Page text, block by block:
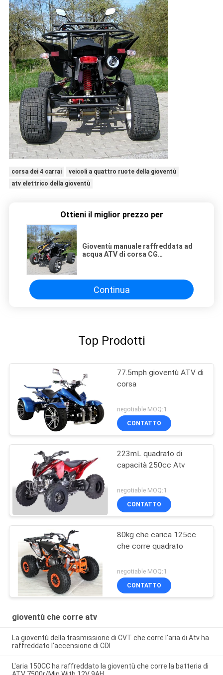
corsa dei 4 carrai
veicoli a quattro ruote della gioventù
atv elettrico della gioventù
Ottieni il miglior prezzo per
Gioventù manuale raffreddata ad
acqua ATV di corsa CG
Continua
Top Prodotti
77.5mph gioventù ATV di
corsa
negotiable MOQ:1
CONTATTO
223mL quadrato di
capacità 250cc Atv
negotiable MOQ:1
CONTATTO
80kg che carica 125cc
che corre quadrato
negotiable MOQ:1
CONTATTO
gioventù che corre atv
La gioventù della trasmissione di CVT che corre l'aria di Atv ha
raffreddato l'accensione di CDI
L'aria 150CC ha raffreddato la gioventù che corre la batteria di